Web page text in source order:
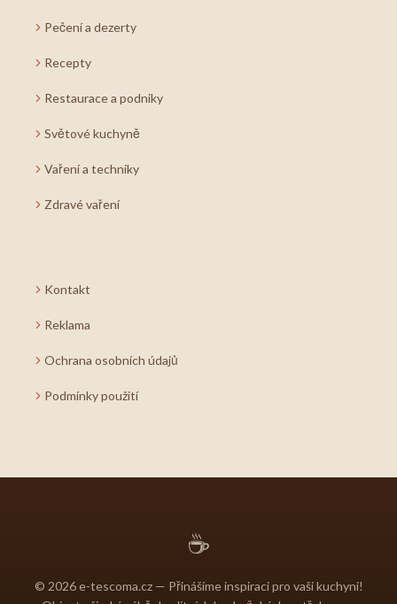
Pečení a dezerty
Recepty
Restaurace a podniky
Světové kuchyně
Vaření a techniky
Zdravé vaření
Kontakt
Reklama
Ochrana osobních údajů
Podmínky použití
☕
© 2026 e-tescoma.cz — Přinášíme inspiraci pro vaši kuchyni!